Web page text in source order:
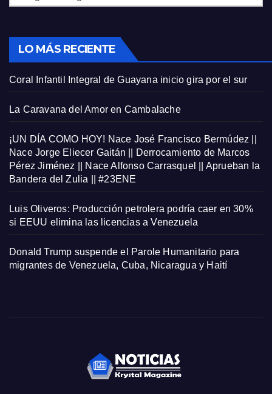
LO MÁS RECIENTE
Coral Infantil Integral de Guayana inicio gira por el sur
La Caravana del Amor en Cambalache
¡UN DÍA COMO HOY! Nace José Francisco Bermúdez ||
Nace Jorge Eliecer Gaitán || Derrocamiento de Marcos
Pérez Jiménez || Nace Alfonso Carrasquel || Aprueban la
Bandera del Zulia || #23ENE
Luis Oliveros: Producción petrolera podría caer en 30%
si EEUU elimina las licencias a Venezuela
Donald Trump suspende el Parole Humanitario para
migrantes de Venezuela, Cuba, Nicaragua y Haití